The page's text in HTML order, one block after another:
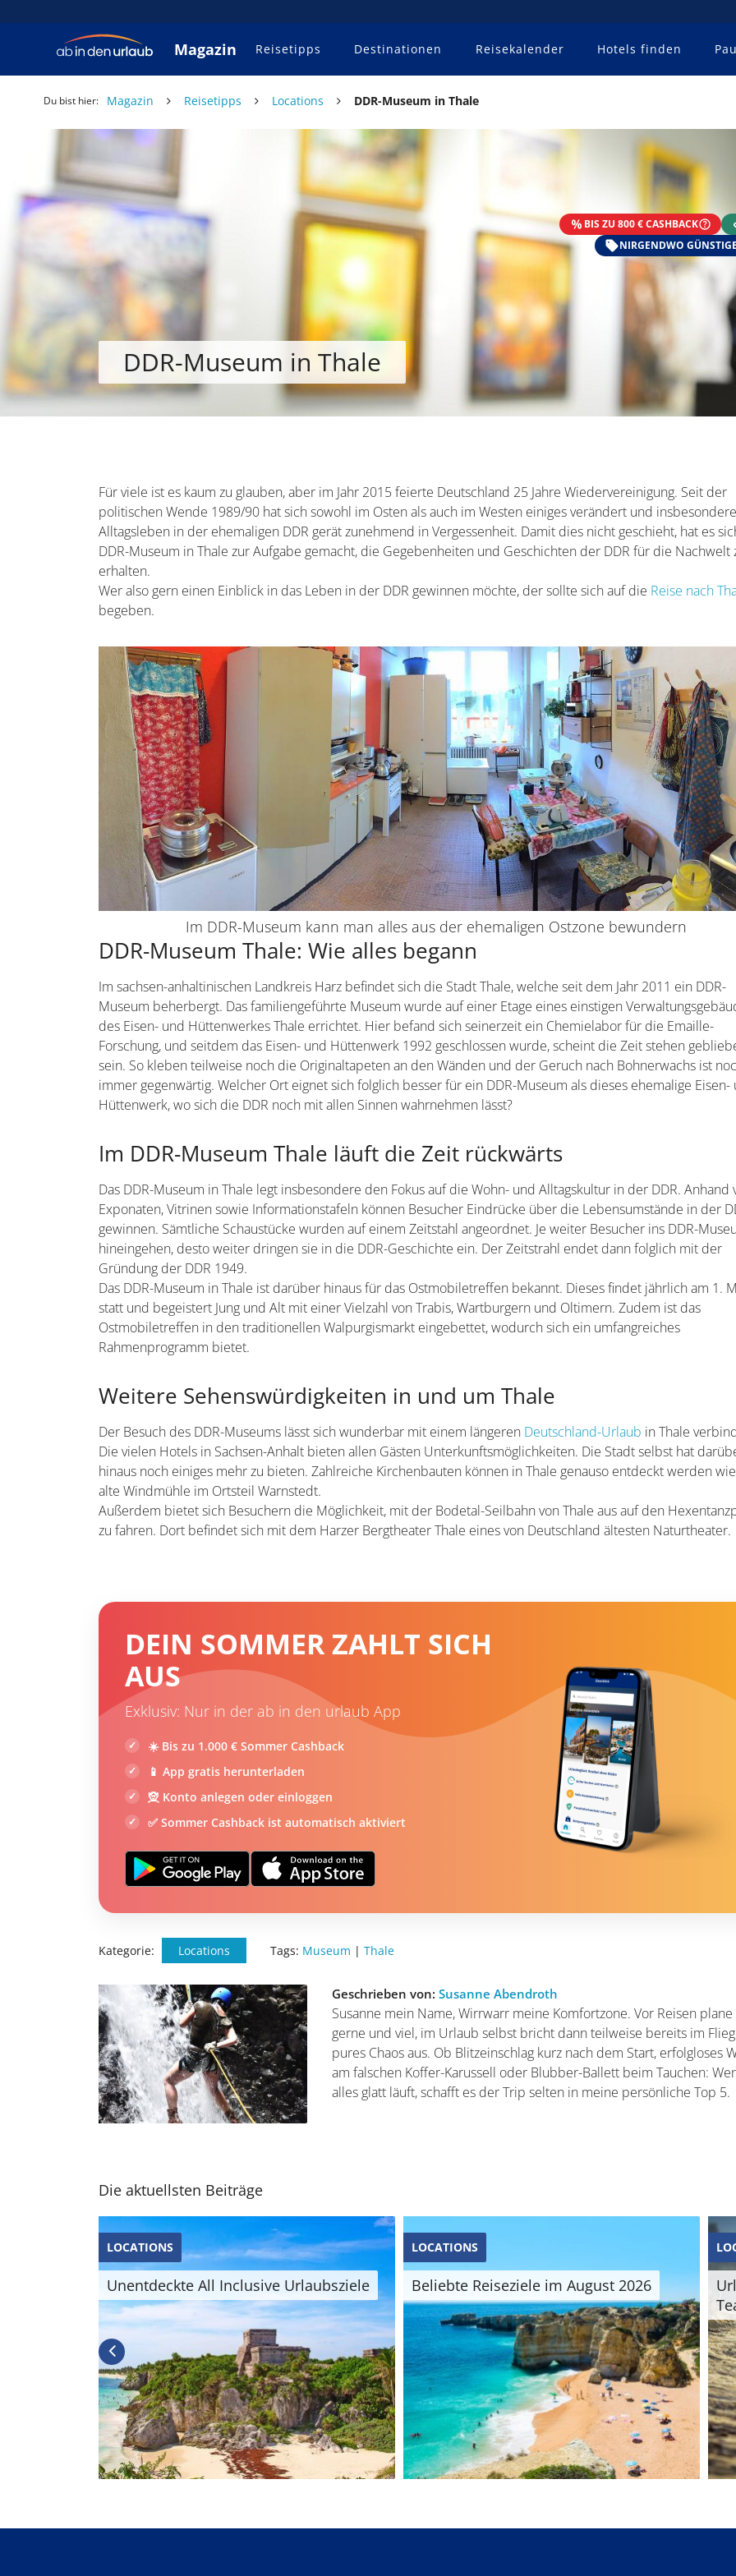
Magazin Reisetipps Destinationen Reisekalender Hotels finden
Du bist hier: Magazin Reisetipps Locations DDR-Museum in Thale
BIS ZU 800 € CASHBACK
NIRGENDWO
DDR-Museum in Thale
Für viele ist es kaum zu glauben, aber im Jahr 2015 feierte Deutschland 25 Jahre Wiedervereinigung. Seit der
politischen Wende 1989/90 hat sich sowohl im Osten als auch im Westen einiges verändert und
Alltagsleben in der ehemaligen DDR gerät zunehmend in Vergessenheit. Damit dies nicht geschieht, hat es
DDR-Museum in Thale zur Aufgabe gemacht, die Gegebenheiten und Geschichten der DDR für die Nachwelt
erhalten.
Wer also gern einen Einblick in das Leben in der DDR gewinnen möchte, der sollte sich auf die Reise nach
begeben.
Im DDR-Museum kann man alles aus der ehemaligen Ostzone bewundern
DDR-Museum Thale: Wie alles begann
Im sachsen-anhaltinischen Landkreis Harz befindet sich die Stadt Thale, welche seit dem Jahr 2011 ein DDR-
Museum beherbergt. Das familiengeführte Museum wurde auf einer Etage eines einstigen
des Eisen- und Hüttenwerkes Thale errichtet. Hier befand sich seinerzeit ein Chemielabor für die Emaille-
Forschung, und seitdem das Eisen- und Hüttenwerk 1992 geschlossen wurde, scheint die Zeit stehen
sein. So kleben teilweise noch die Originaltapeten an den Wänden und der Geruch nach Bohnerwachs ist
immer gegenwärtig. Welcher Ort eignet sich folglich besser für ein DDR-Museum als dieses ehemalige Eisen-
Hüttenwerk, wo sich die DDR noch mit allen Sinnen wahrnehmen lässt?
Im DDR-Museum Thale läuft die Zeit rückwärts
Das DDR-Museum in Thale legt insbesondere den Fokus auf die Wohn- und Alltagskultur in der DDR. Anhand
Exponaten, Vitrinen sowie Informationstafeln können Besucher Eindrücke über die Lebensumstände in der
gewinnen. Sämtliche Schaustücke wurden auf einem Zeitstahl angeordnet. Je weiter Besucher ins DDR-
hineingehen, desto weiter dringen sie in die DDR-Geschichte ein. Der Zeitstrahl endet dann folglich mit der
Gründung der DDR 1949.
Das DDR-Museum in Thale ist darüber hinaus für das Ostmobiletreffen bekannt. Dieses findet jährlich am 1.
statt und begeistert Jung und Alt mit einer Vielzahl von Trabis, Wartburgern und Oltimern. Zudem ist das
Ostmobiletreffen in den traditionellen Walpurgismarkt eingebettet, wodurch sich ein umfangreiches
Rahmenprogramm bietet.
Weitere Sehenswürdigkeiten in und um Thale
Der Besuch des DDR-Museums lässt sich wunderbar mit einem längeren Deutschland-Urlaub in Thale
Die vielen Hotels in Sachsen-Anhalt bieten allen Gästen Unterkunftsmöglichkeiten. Die Stadt selbst hat
hinaus noch einiges mehr zu bieten. Zahlreiche Kirchenbauten können in Thale genauso entdeckt werden
alte Windmühle im Ortsteil Warnstedt.
Außerdem bietet sich Besuchern die Möglichkeit, mit der Bodetal-Seilbahn von Thale aus auf den
zu fahren. Dort befindet sich mit dem Harzer Bergtheater Thale eines von Deutschland ältesten Naturtheater.
DEIN SOMMER ZAHLT SICH
AUS
Exklusiv: Nur in der ab in den urlaub App
☀️ Bis zu 1.000 € Sommer Cashback
📱 App gratis herunterladen
🧝 Konto anlegen oder einloggen
✅ Sommer Cashback ist automatisch aktiviert
Kategorie: Locations Tags: Museum |Thale
Geschrieben von:Susanne Abendroth
Susanne mein Name, Wirrwarr meine Komfortzone. Vor Reisen
gerne und viel, im Urlaub selbst bricht dann teilweise bereits im
pures Chaos aus. Ob Blitzeinschlag kurz nach dem Start, erfolgloses
am falschen Koffer-Karussell oder Blubber-Ballett beim Tauchen:
alles glatt läuft, schafft es der Trip selten in meine persönliche Top 5.
Die aktuellsten Beiträge
LOCATIONS
Unentdeckte All Inclusive Urlaubsziele
LOCATIONS
Beliebte Reiseziele im August 2026